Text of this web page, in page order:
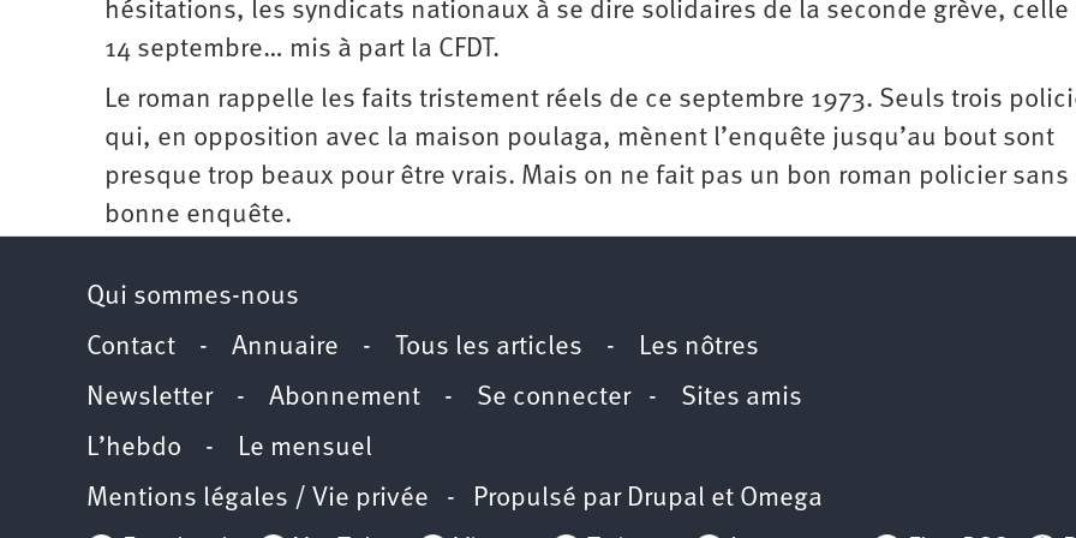
hésitations, les syndicats nationaux à se dire solidaires de la seconde grève, celle
14 septembre… mis à part la CFDT.
Le roman rappelle les faits tristement réels de ce septembre 1973. Seuls trois
qui, en opposition avec la maison poulaga, mènent l’enquête jusqu’au bout sont
presque trop beaux pour être vrais. Mais on ne fait pas un bon roman policier sans
bonne enquête.
Qui sommes-nous
Contact - Annuaire - Tous les articles - Les nôtres
Newsletter- Abonnement - Se connecter- Sites amis
L’hebdo - Le mensuel
Mentions légales / Vie privée - Propulsé par Drupal et Omega